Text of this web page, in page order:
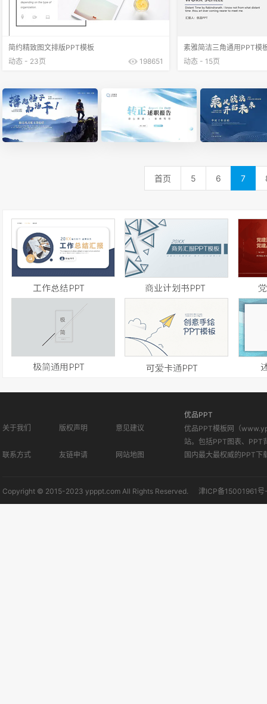
简约精致图文排版PPT模板
动态 - 23页
198651
素雅简洁三角通用PPT模
动态 - 15页
首页 5 6 7
关于我们 版权声明 意见建议
联系方式 友链申请 网站地图
优品PPT
优品PPT模板网（
站。包括PPT图表、PPT
国内最大最权威的PPT下
Copyright © 2015-2023 ypppt.com All Rights Reserved. 津ICP备15001961号